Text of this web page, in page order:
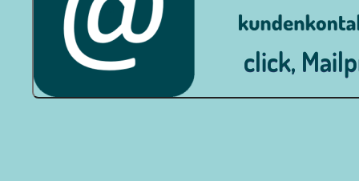
click,